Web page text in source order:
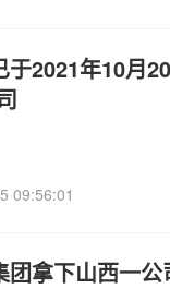
2021年10月
09:56:01
拿下山西一